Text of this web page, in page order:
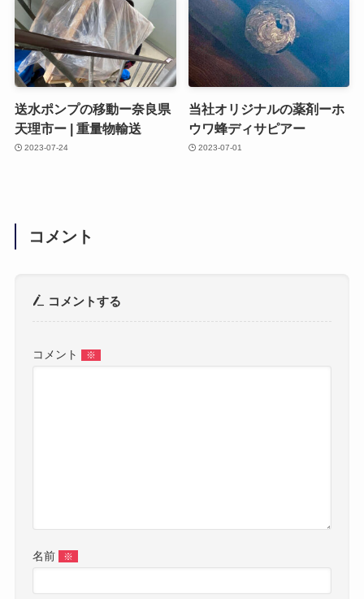
送水ポンプの移動ー奈良県
天理市ー | 重量物輸送
2023-07-24
当社オリジナルの薬剤ーホ
ウワ蜂ディサピアー
2023-07-01
コメント
コメントする
コメント ※
名前 ※